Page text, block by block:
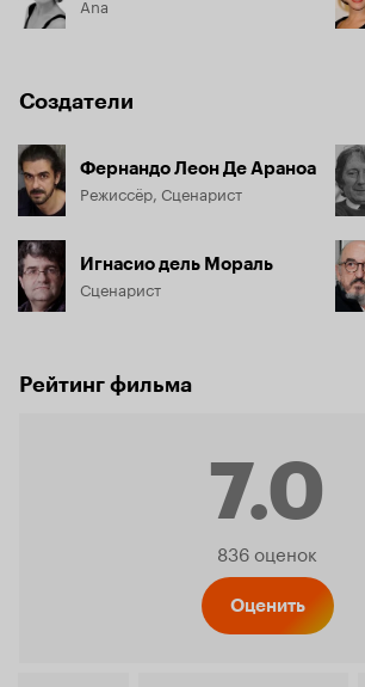
Создатели
Фернандо Леон Де Араноа
Режиссёр, Сценарист
Игнасио дель Мораль
Сценарист
Рейтинг фильма
7.0
836 оценок
Оценить